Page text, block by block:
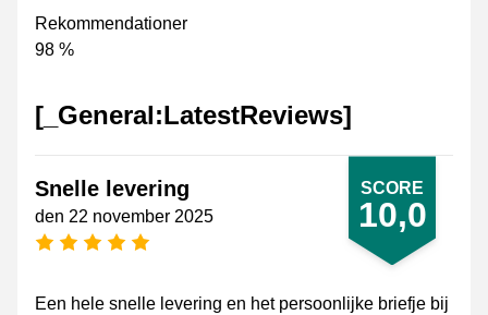
Rekommendationer
98 %
[_General:LatestReviews]
SCORE
10,0
Snelle levering
den 22 november 2025
[_General:NumberOfStarsPluralFormat]
Een hele snelle levering en het persoonlijke briefje bij